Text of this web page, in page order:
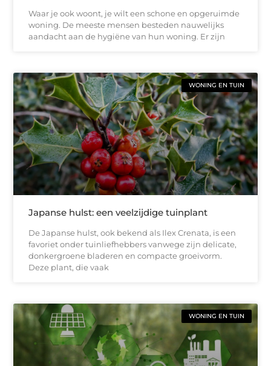
Waar je ook woont, je wilt een schone en opgeruimde
woning. De meeste mensen besteden nauwelijks
aandacht aan de hygiëne van hun woning. Er zijn
WONING EN TUIN
Japanse hulst: een veelzijdige tuinplant
De Japanse hulst, ook bekend als Ilex Crenata, is een
favoriet onder tuinliefhebbers vanwege zijn delicate,
donkergroene bladeren en compacte groeivorm.
Deze plant, die vaak
WONING EN TUIN